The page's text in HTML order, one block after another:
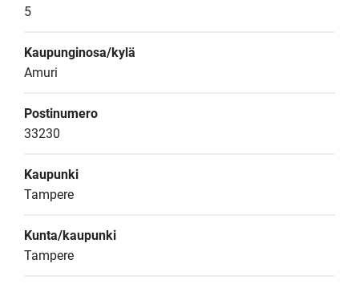
5
Kaupunginosa/kylä
Amuri
Postinumero
33230
Kaupunki
Tampere
Kunta/kaupunki
Tampere